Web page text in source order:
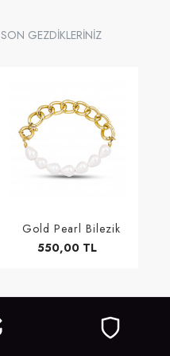
SON GEZDIKLERINIZ
Gold Pearl Bilezik
550,00 TL